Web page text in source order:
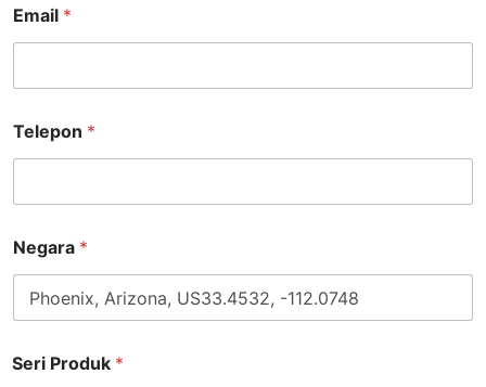
Email *
Telepon *
Negara *
Seri Produk *